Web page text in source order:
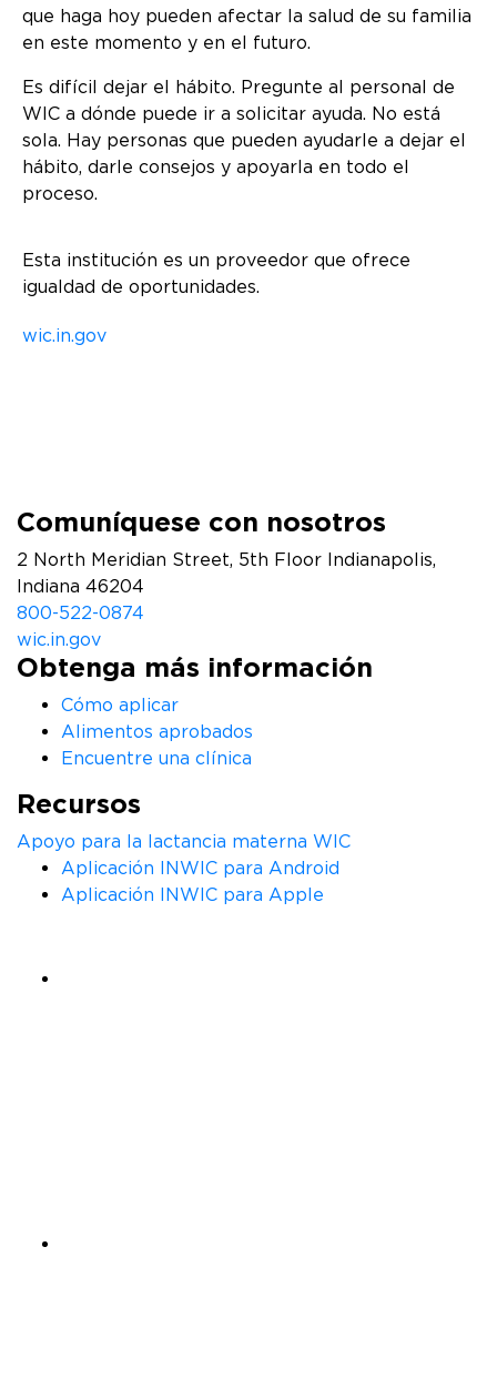
que haga hoy pueden afectar la salud de su familia
en este momento y en el futuro.
Es difícil dejar el hábito. Pregunte al personal de
WIC a dónde puede ir a solicitar ayuda. No está
sola. Hay personas que pueden ayudarle a dejar el
hábito, darle consejos y apoyarla en todo el
proceso.
Esta institución es un proveedor que ofrece
igualdad de oportunidades.
wic.in.gov
Comuníquese con nosotros
2 North Meridian Street, 5th Floor Indianapolis,
Indiana 46204
800-522-0874
wic.in.gov
Obtenga más información
Cómo aplicar
Alimentos aprobados
Encuentre una clínica
Recursos
Apoyo para la lactancia materna WIC
Aplicación INWIC para Android
Aplicación INWIC para Apple